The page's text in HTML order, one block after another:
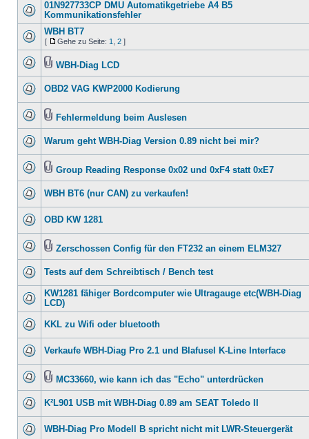
01N927733CP DMU Automatikgetriebe A4 B5
Kommunikationsfehler
WBH BT7
[ Gehe zu Seite: 1 2 ]
WBH-Diag LCD
OBD2 VAG KWP2000 Kodierung
Fehlermeldung beim Auslesen
Warum geht WBH-Diag Version 0.89 nicht bei mir?
Group Reading Response 0x02 und 0xF4 statt 0xE7
WBH BT6 (nur CAN) zu verkaufen!
OBD KW 1281
Zerschossen Config für den FT232 an einem ELM327
Tests auf dem Schreibtisch / Bench test
KW1281 fähiger Bordcomputer wie Ultragauge etc(WBH-Diag
LCD)
KKL zu Wifi oder bluetooth
Verkaufe WBH-Diag Pro 2.1 und Blafusel K-Line Interface
MC33660, wie kann ich das "Echo" unterdrücken
K²L901 USB mit WBH-Diag 0.89 am SEAT Toledo II
WBH-Diag Pro Modell B spricht nicht mit LWR-Steuergerät